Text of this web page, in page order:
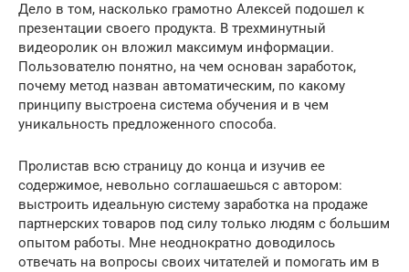
Дело в том, насколько грамотно Алексей подошел к
презентации своего продукта. В трехминутный
видеоролик он вложил максимум информации.
Пользователю понятно, на чем основан заработок,
почему метод назван автоматическим, по какому
принципу выстроена система обучения и в чем
уникальность предложенного способа.
Пролистав всю страницу до конца и изучив ее
содержимое, невольно соглашаешься с автором:
выстроить идеальную систему заработка на продаже
партнерских товаров под силу только людям с большим
опытом работы. Мне неоднократно доводилось
отвечать на вопросы своих читателей и помогать им в